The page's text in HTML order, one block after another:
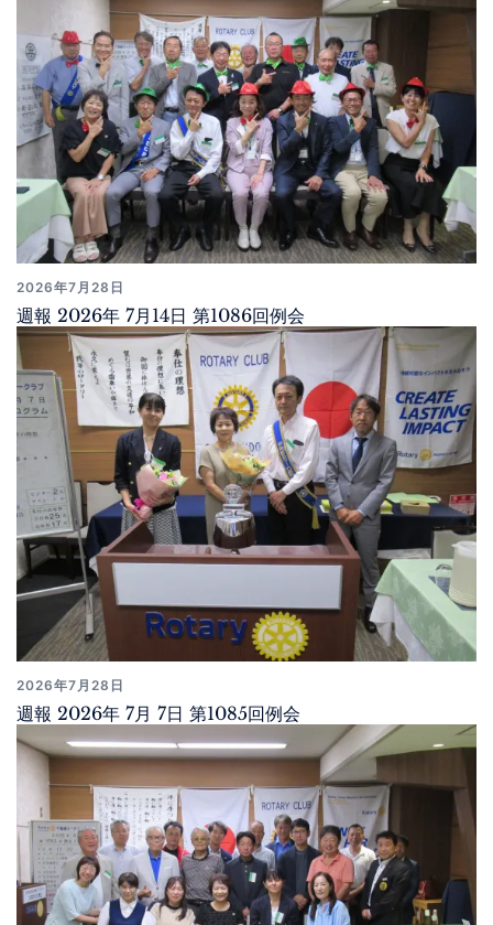
2026年7月28日
週報 2026年 7月14日 第1086回例会
2026年7月28日
週報 2026年 7月 7日 第1085回例会